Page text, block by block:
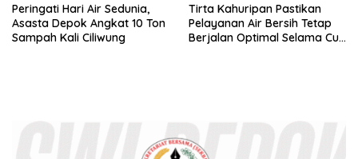
Peringati Hari Air Sedunia,
Asasta Depok Angkat 10 Ton
Sampah Kali Ciliwung
Tirta Kahuripan Pastikan
Pelayanan Air Bersih Tetap
Berjalan Optimal Selama Cuti